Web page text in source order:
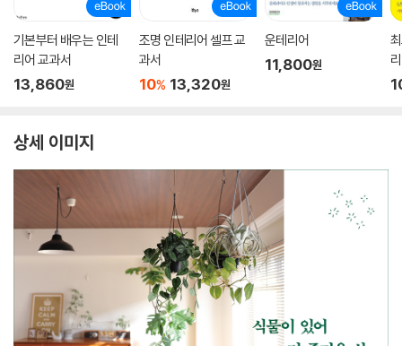
기본부터 배우는 인테
리어 교과서
13,860원
조명 인테리어 셀프 교
과서
10% 13,320원
운테리어
11,800원
상세 이미지